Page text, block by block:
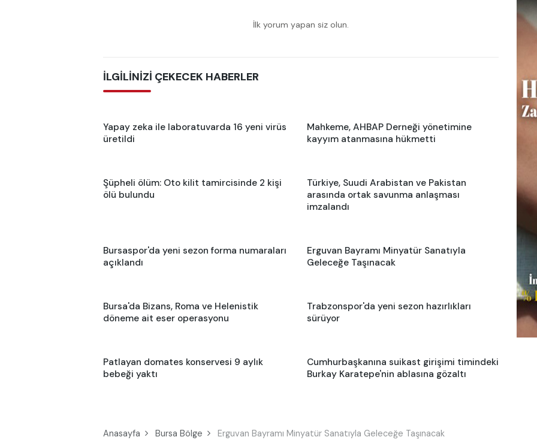
İlk yorum yapan siz olun.
İLGİLİNİZİ ÇEKECEK HABERLER
Yapay zeka ile laboratuvarda 16 yeni virüs
üretildi
Mahkeme, AHBAP Derneği yönetimine
kayyım atanmasına hükmetti
Şüpheli ölüm: Oto kilit tamircisinde 2 kişi
ölü bulundu
Türkiye, Suudi Arabistan ve Pakistan
arasında ortak savunma anlaşması
imzalandı
Bursaspor'da yeni sezon forma numaraları
açıklandı
Erguvan Bayramı Minyatür Sanatıyla
Geleceğe Taşınacak
Bursa'da Bizans, Roma ve Helenistik
döneme ait eser operasyonu
Trabzonspor'da yeni sezon hazırlıkları
sürüyor
Patlayan domates konservesi 9 aylık
bebeği yaktı
Cumhurbaşkanına suikast girişimi timindeki
Burkay Karatepe'nin ablasına gözaltı
Anasayfa Bursa Bölge Erguvan Bayramı Minyatür Sanatıyla Geleceğe Taşınacak